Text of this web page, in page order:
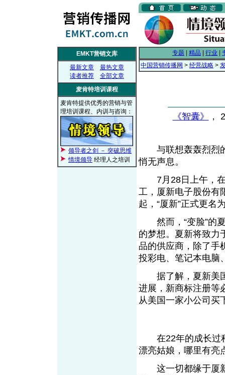
EMKT营销文库
最新文章
最热文章
读者推荐
全部文章
麦肯特培训课程
麦肯特提供优秀的营销与管
理培训课程、内训与咨询：
领导者之剑 － 突破思维
情境领导 经理人之培训
专题 精品 行业
中国营销传播网 > 经营战略 >
《智囊》 ，
与联想轰轰烈烈的
悄无声息。
7月28日上午，在
工，厦新电子股份有
起，“厦新”正式更名
然而，“变脸”的夏
的梦想。夏新将致力
品的供应商，除了手
投彩电、笔记本电
据了解，夏新美国
进展，新商标注册等
从美国一家小公司
在22年的成长过程
漂亮姑娘，哪里有
这一切都缘于厦新